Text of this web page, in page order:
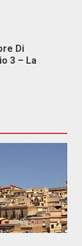
Di
3 – La